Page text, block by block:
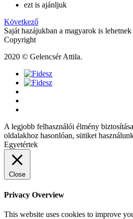
ezt is ajánljuk
Következő
Saját hazájukban a magyarok is
Copyright
2020 © Gelencsér Attila.
A legjobb felhasználói élmény
oldalakhoz hasonlóan, sütiket
Egyetértek
Close
Privacy Overview
This website uses cookies to improve